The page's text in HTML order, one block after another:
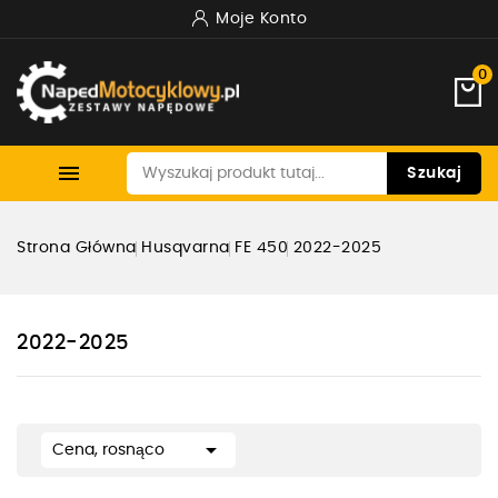
Moje Konto
0
 Szukaj
Strona Główna Husqvarna FE 450 2022-2025
2022-2025
Cena, rosnąco 